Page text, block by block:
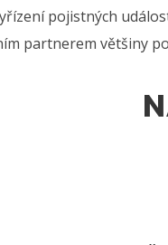
pojistných
partnerem většiny